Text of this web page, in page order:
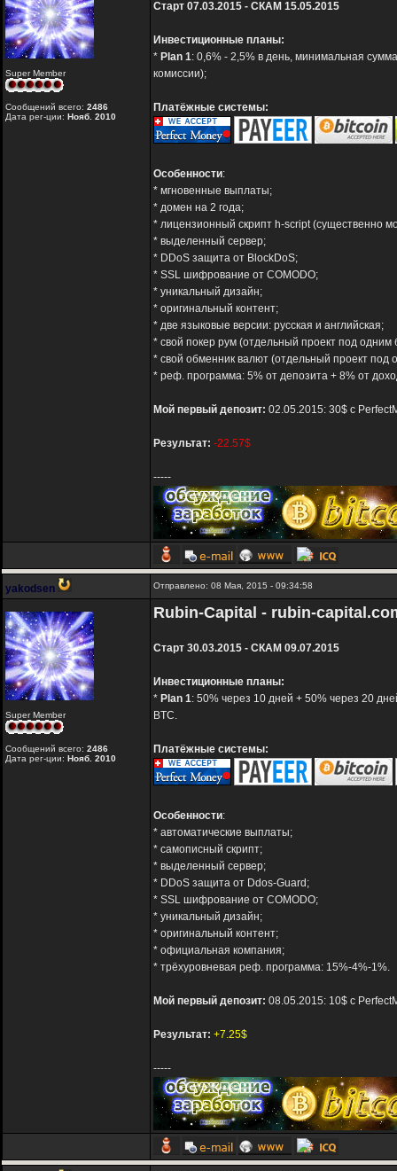
Super Member
Сообщений всего: 2486
Дата рег-ции: Нояб. 2010
Старт 07.03.2015 - СКАМ 15.05.2015
Инвестиционные планы:
* Plan 1: 0,6% - 2,5% в день, минимальная
комиссии);
Платёжные системы:
Особенности:
* мгновенные выплаты;
* домен на 2 года;
* лицензионный скрипт h-script (существенно
* выделенный сервер;
* DDoS защита от BlockDoS;
* SSL шифрование от COMODO;
* уникальный дизайн;
* оригинальный контент;
* две языковые версии: русская и английская;
* свой покер рум (отдельный проект под одним
* свой обменник валют (отдельный проект под
* реф. программа: 5% от депозита + 8% от
Мой первый депозит: 02.05.2015: 30$ с
Результат: -22.57$
-----
yakodsen Отправлено: 08 Мая, 2015 - 09:34:58
Super Member
Сообщений всего: 2486
Дата рег-ции: Нояб. 2010
Rubin-Capital - rubin-
Старт 30.03.2015 - СКАМ 09.07.2015
Инвестиционные планы:
* Plan 1: 50% через 10 дней + 50% через 20
BTC.
Платёжные системы:
Особенности:
* автоматические выплаты;
* самописный скрипт;
* выделенный сервер;
* DDoS защита от Ddos-Guard;
* SSL шифрование от COMODO;
* уникальный дизайн;
* оригинальный контент;
* официальная компания;
* трёхуровневая реф. программа: 15%-4%-1%.
Мой первый депозит: 08.05.2015: 10$ с
Результат: +7.25$
-----